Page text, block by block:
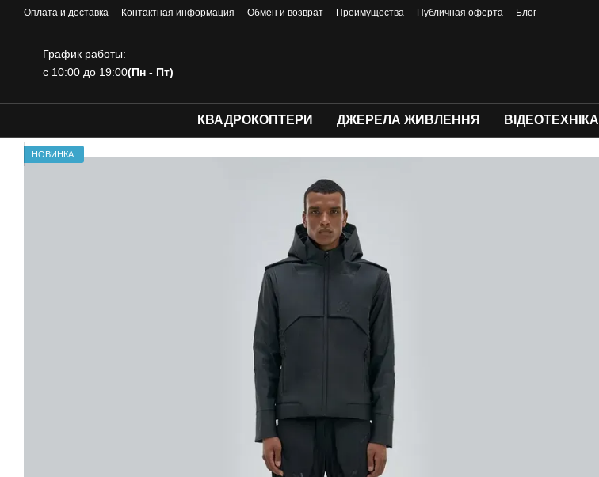
Перейти к основному контенту
Оплата и доставка Контактная информация Обмен и возврат Преимущества Публичная оферта Блог
График работы:
с 10:00 до 19:00(Пн - Пт)
КВАДРОКОПТЕРИ ДЖЕРЕЛА ЖИВЛЕННЯ ВІДЕОТЕХНІКА
НОВИНКА